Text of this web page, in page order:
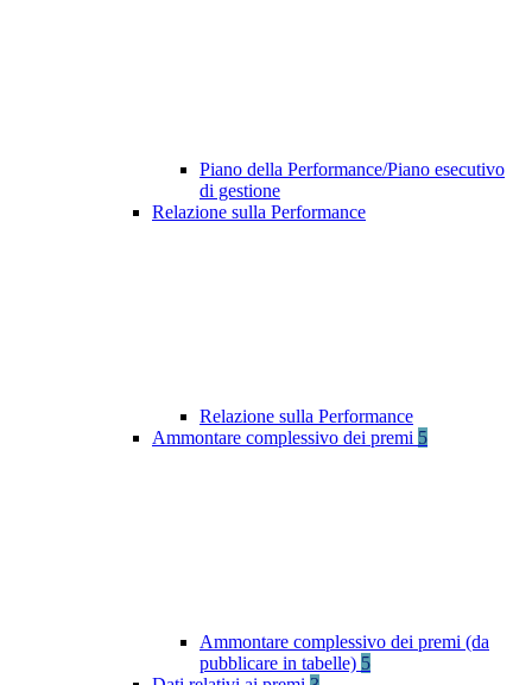
Piano della Performance/Piano esecutivo
di gestione
Relazione sulla Performance
Relazione sulla Performance
Ammontare complessivo dei premi 5
Ammontare complessivo dei premi (da
pubblicare in tabelle) 5